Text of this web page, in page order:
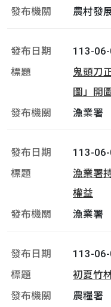
農村發
113-
鬼頭刀
圖」開圖
漁業署
113-
漁業署
權益
漁業署
113-
初夏竹
農糧署